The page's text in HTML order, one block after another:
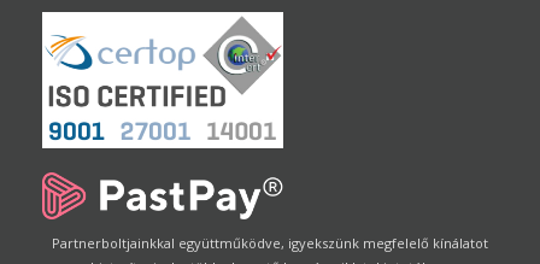
Partnerboltjainkkal együttműködve, igyekszünk megfelelő kínálatot